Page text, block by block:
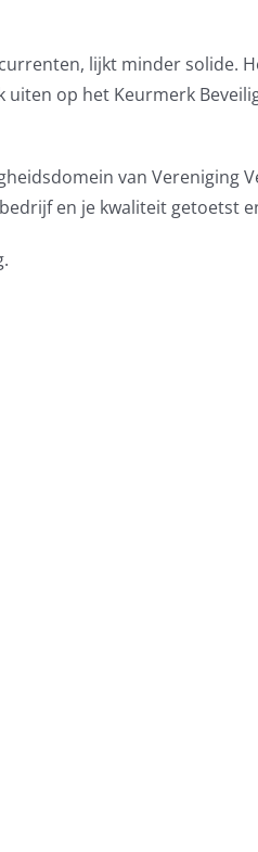
lijkt minder solide.
op het Keurmerk
van Vereniging
en je kwaliteit getoetst